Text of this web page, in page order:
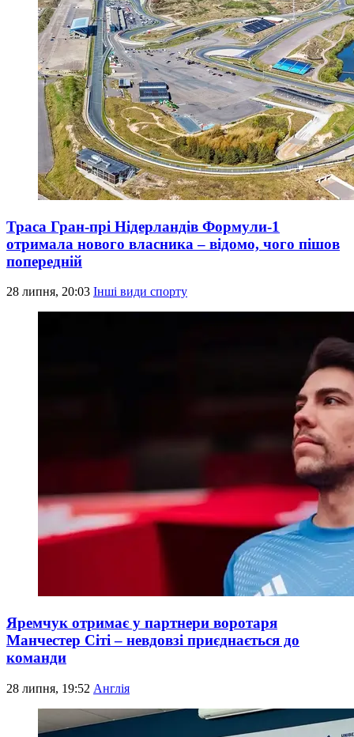
Траса Гран-прі Нідерландів Формули-1
отримала нового власника – відомо, чого пішов
попередній
28 липня, 20:03 Інші види спорту
Яремчук отримає у партнери воротаря
Манчестер Сіті – невдовзі приєднається до
команди
28 липня, 19:52 Англія